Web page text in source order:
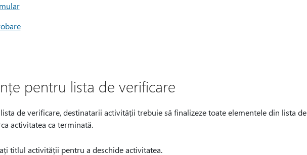
pentru lista de verificare
de verificare, destinatarii activității trebuie să finalizeze toate elementele din lista de
activitatea ca terminată.
titlul activității pentru a deschide activitatea.